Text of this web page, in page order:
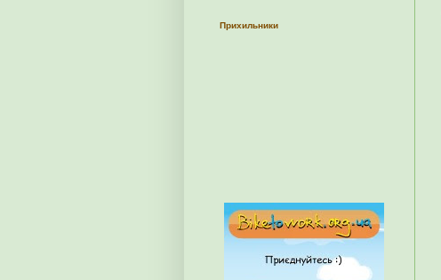
Прихильники